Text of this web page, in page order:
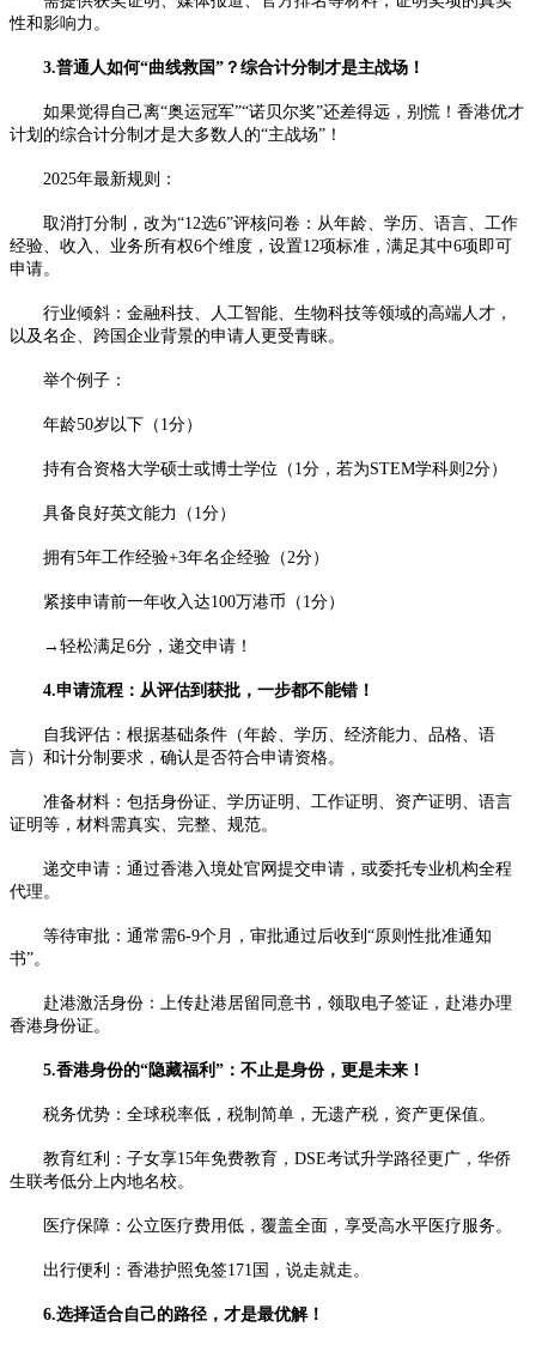
性和影响力。
3.普通人如何“曲线救国”？综合计分制才是主战场！
如果觉得自己离“奥运冠军”“诺贝尔奖”还差得远，别慌！香港优才
计划的综合计分制才是大多数人的“主战场”！
2025年最新规则：
取消打分制，改为“12选6”评核问卷：从年龄、学历、语言、工作
经验、收入、业务所有权6个维度，设置12项标准，满足其中6项即可
申请。
行业倾斜：金融科技、人工智能、生物科技等领域的高端人才，
以及名企、跨国企业背景的申请人更受青睐。
举个例子：
年龄50岁以下（1分）
持有合资格大学硕士或博士学位（1分，若为STEM学科则2分）
具备良好英文能力（1分）
拥有5年工作经验+3年名企经验（2分）
紧接申请前一年收入达100万港币（1分）
→轻松满足6分，递交申请！
4.申请流程：从评估到获批，一步都不能错！
自我评估：根据基础条件（年龄、学历、经济能力、品格、语
言）和计分制要求，确认是否符合申请资格。
准备材料：包括身份证、学历证明、工作证明、资产证明、语言
证明等，材料需真实、完整、规范。
递交申请：通过香港入境处官网提交申请，或委托专业机构全程
代理。
等待审批：通常需6-9个月，审批通过后收到“原则性批准通知
书”。
赴港激活身份：上传赴港居留同意书，领取电子签证，赴港办理
香港身份证。
5.香港身份的“隐藏福利”：不止是身份，更是未来！
税务优势：全球税率低，税制简单，无遗产税，资产更保值。
教育红利：子女享15年免费教育，DSE考试升学路径更广，华侨
生联考低分上内地名校。
医疗保障：公立医疗费用低，覆盖全面，享受高水平医疗服务。
出行便利：香港护照免签171国，说走就走。
6.选择适合自己的路径，才是最优解！